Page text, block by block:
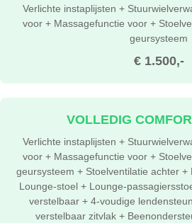
€ 1.500,-
Verlichte instaplijsten +
voor + Massagefunctie voor +
geursysteem
VOLLEDIG
Verlichte instaplijsten +
voor + Massagefunctie voor +
geursysteem + Stoelventilatie achter
Lounge-stoel + Lounge-
verstelbaar + 4-voudige
verstelbaar zitvlak +